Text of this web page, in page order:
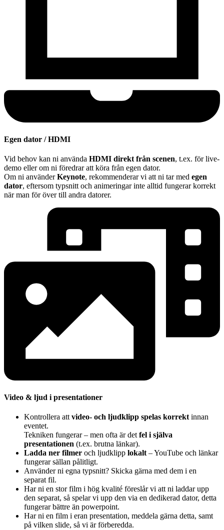
Egen dator / HDMI
Vid behov kan ni använda HDMI direkt från scenen, t.ex. för live-
demo eller om ni föredrar att köra från egen dator.
Om ni använderKeynote, rekommenderar vi att ni tar med egen
dator, eftersom typsnitt och animeringar inte alltid fungerar korrekt
när man för över till andra datorer.
Video & ljud i presentationer
Kontrollera att video- och ljudklipp spelas korrekt innan
eventet.
Tekniken fungerar – men ofta är det fel i själva
presentationen (t.ex. brutna länkar).
Ladda ner filmer och ljudklipp lokalt – YouTube och länkar
fungerar sällan pålitligt.
Använder ni egna typsnitt? Skicka gärna med dem i en
separat fil.
Har ni en stor film i hög kvalité föreslår vi att ni laddar upp
den separat, så spelar vi upp den via en dedikerad dator, detta
fungerar bättre än powerpoint.
Har ni en film i eran presentation, meddela gärna detta, samt
på vilken slide, så vi är förberedda.